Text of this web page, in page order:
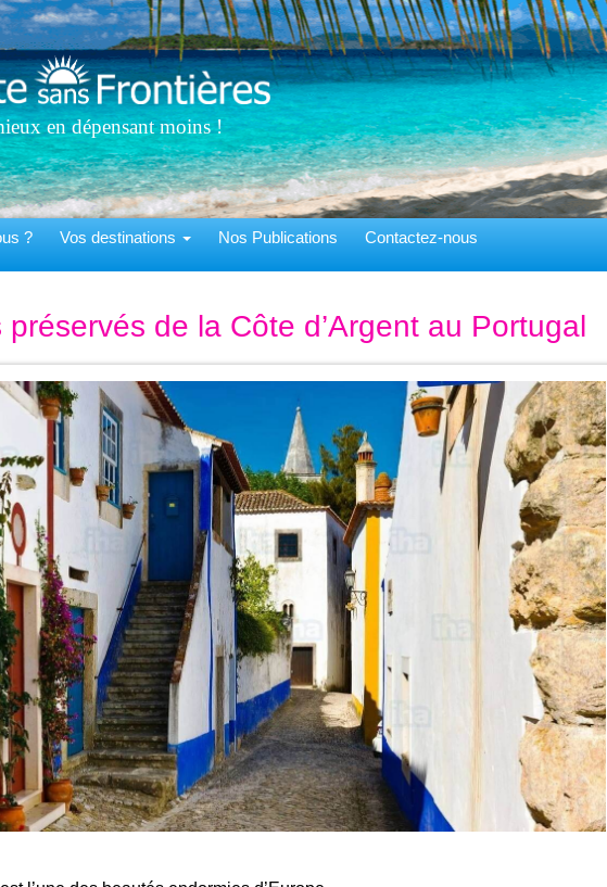
en dépensant moins !
? Vos destinations Nos Publications Contactez-nous
préservés de la Côte d’Argent au Portugal